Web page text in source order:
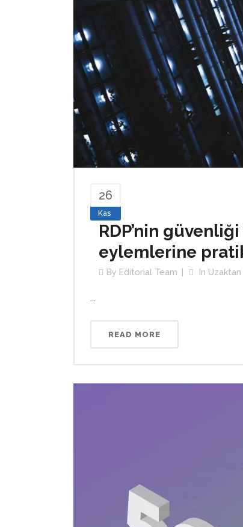
26
Kas
RDP’nin
eylemlerine
By Editorial Team In
...
READ MORE